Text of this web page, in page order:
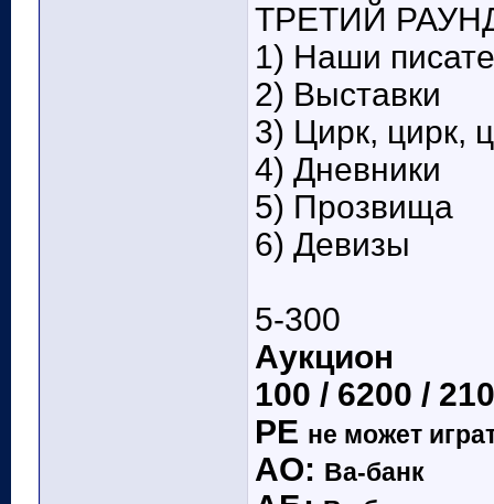
ТРЕТИЙ
1) Наши
2) Выставки
3) Цирк, цирк,
4) Дневники
5) Прозвища
6) Девизы
5-300
Аукцион
100 / 6200 /
РЕ не может
АО: Ва-банк